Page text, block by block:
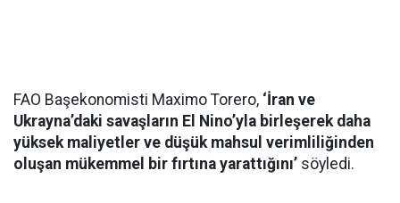
FAO Başekonomisti Maximo Torero, ‘İran ve
Ukrayna’daki savaşların El Nino’yla birleşerek daha
yüksek maliyetler ve düşük mahsul verimliliğinden
oluşan mükemmel bir fırtına yarattığını’ söyledi.